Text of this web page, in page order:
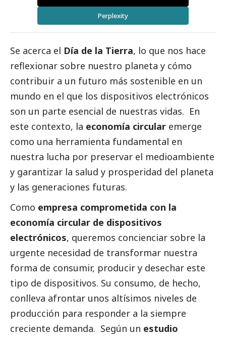
Perplexity
Se acerca el Día de la Tierra, lo que nos hace
reflexionar sobre nuestro planeta y cómo
contribuir a un futuro más sostenible en un
mundo en el que los dispositivos electrónicos
son un parte esencial de nuestras vidas. En
este contexto, la economía circular emerge
como una herramienta fundamental en
nuestra lucha por preservar el medioambiente
y garantizar la salud y prosperidad del planeta
y las generaciones futuras.
Como empresa comprometida con la
economía circular de dispositivos
electrónicos, queremos concienciar sobre la
urgente necesidad de transformar nuestra
forma de consumir, producir y desechar este
tipo de dispositivos. Su consumo, de hecho,
conlleva afrontar unos altísimos niveles de
producción para responder a la siempre
creciente demanda. Según un estudio